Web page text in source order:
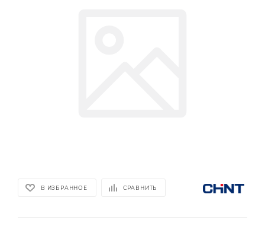
В ИЗБРАННОЕ СРАВНИТЬ